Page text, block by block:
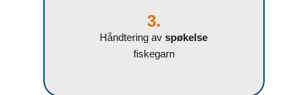
3.
Håndtering avspøkelse
fiskegarn